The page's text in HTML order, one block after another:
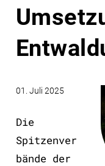
01. Juli 2025
Die
Spitzenver
bände der